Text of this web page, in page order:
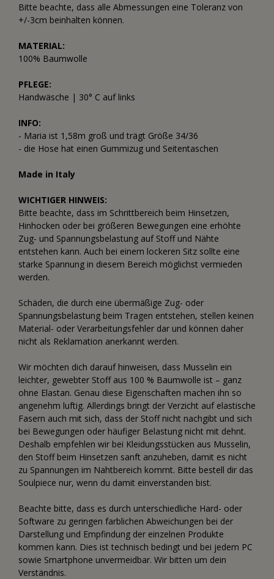
Bitte beachte, dass alle Abmessungen eine Toleranz von
+/-3cm beinhalten können.
MATERIAL:
100% Baumwolle
PFLEGE:
Handwäsche | 30° C auf links
INFO:
- Maria ist 1,58m groß und trägt Größe 34/36
- die Hose hat einen Gummizug und Seitentaschen
Made in Italy
WICHTIGER HINWEIS:
Bitte beachte, dass im Schrittbereich beim Hinsetzen,
Hinhocken oder bei größeren Bewegungen eine erhöhte
Zug- und Spannungsbelastung auf Stoff und Nähte
entstehen kann. Auch bei einem lockeren Sitz sollte eine
starke Spannung in diesem Bereich möglichst vermieden
werden.
Schäden, die durch eine übermäßige Zug- oder
Spannungsbelastung beim Tragen entstehen, stellen keinen
Material- oder Verarbeitungsfehler dar und können daher
nicht als Reklamation anerkannt werden.
Wir möchten dich darauf hinweisen, dass Musselin ein
leichter, gewebter Stoff aus 100 % Baumwolle ist – ganz
ohne Elastan. Genau diese Eigenschaften machen ihn so
angenehm luftig. Allerdings bringt der Verzicht auf elastische
Fasern auch mit sich, dass der Stoff nicht nachgibt und sich
bei Bewegungen oder häufiger Belastung nicht mit dehnt.
Deshalb empfehlen wir bei Kleidungsstücken aus Musselin,
den Stoff beim Hinsetzen sanft anzuheben, damit es nicht
zu Spannungen im Nahtbereich kommt. Bitte bestell dir das
Soulpiece nur, wenn du damit einverstanden bist.
Beachte bitte, dass es durch unterschiedliche Hard- oder
Software zu geringen farblichen Abweichungen bei der
Darstellung und Empfindung der einzelnen Produkte
kommen kann. Dies ist technisch bedingt und bei jedem PC
sowie Smartphone unvermeidbar. Wir bitten um dein
Verständnis.